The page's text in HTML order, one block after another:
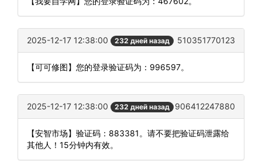
2025-12-17 12:38:00 232 дней назад 510351770123
【可可修图】您的登录验证码为：996597。
2025-12-17 12:38:00 232 дней назад 906412247880
【安智市场】验证码：883381。请不要把验证码泄露给
其他人！15分钟内有效。